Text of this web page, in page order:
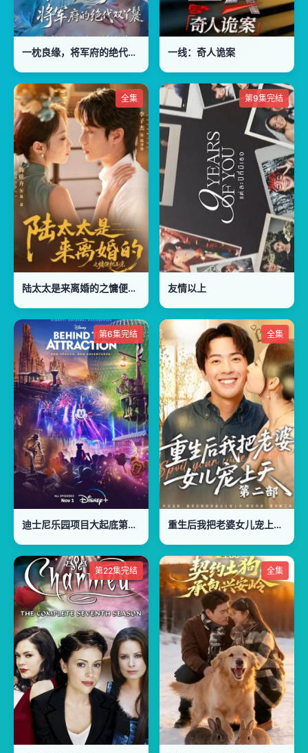
一枕良缘，将军府的绝代双丫鬟 一线：奇人诡案
全集
陆太太是来离婚的之慵便枕玉凉
第9集完结
友情以上
第6集完结
迪士尼乐园项目大起底第二季
全集
重生后我把老婆女儿宠上天第2部
第22集完结 全集